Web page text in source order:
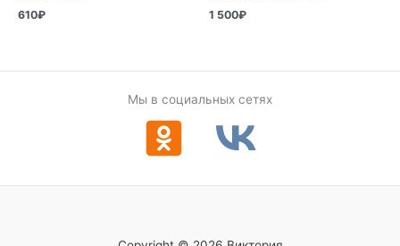
610₽ 1 500₽
Мы в социальных сетях